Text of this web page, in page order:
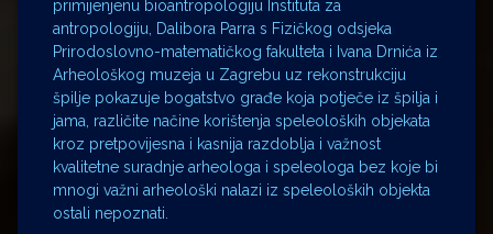
primijenjenu bioantropologiju Instituta za
antropologiju, Dalibora Parra s Fizičkog odsjeka
Prirodoslovno-matematičkog fakulteta i Ivana Drnića iz
Arheološkog muzeja u Zagrebu uz rekonstrukciju
špilje pokazuje bogatstvo građe koja potječe iz špilja i
jama, različite načine korištenja speleoloških objekata
kroz pretpovijesna i kasnija razdoblja i važnost
kvalitetne suradnje arheologa i speleologa bez koje bi
mnogi važni arheološki nalazi iz speleoloških objekta
ostali nepoznati.